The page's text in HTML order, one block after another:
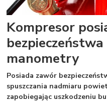
Kompresor
manometry
Posiada zawór
spuszczania nadmiaru
zapobiegając uszkodzeniu